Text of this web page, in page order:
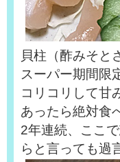
貝柱（酢みそと
スーパー期間限
コリコリして甘
あったら絶対食
2年連続、ここ
らと言っても過